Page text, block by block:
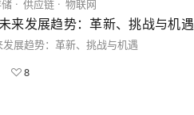
供应链 物联网
来发展趋势：革新、挑战与机遇
展趋势：革新、挑战与机遇
8